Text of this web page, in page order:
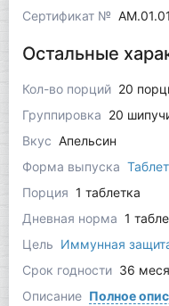
Сертификат №
Остальные
Кол-во порций 20
Группировка 20
Вкус Апельсин
Форма выпуска
Порция 1 таблетка
Дневная норма 1
Цель Иммунная
Срок годности 36
Описание Полное